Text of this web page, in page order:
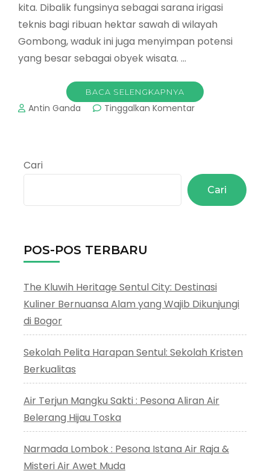
kita. Dibalik fungsinya sebagai sarana irigasi
teknis bagi ribuan hektar sawah di wilayah
Gombong, waduk ini juga menyimpan potensi
yang besar sebagai obyek wisata. …
BACA SELENGKAPNYA
Antin Ganda Tinggalkan Komentarpada
Waduk
Sempor
Cari
Cari
POS-POS TERBARU
The Kluwih Heritage Sentul City: Destinasi
Kuliner Bernuansa Alam yang Wajib Dikunjungi
di Bogor
Sekolah Pelita Harapan Sentul: Sekolah Kristen
Berkualitas
Air Terjun Mangku Sakti : Pesona Aliran Air
Belerang Hijau Toska
Narmada Lombok : Pesona Istana Air Raja &
Misteri Air Awet Muda